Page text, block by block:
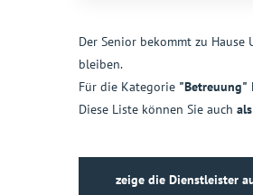
Der Senior bekommt zu
bleiben.
Für die Kategorie "Betreuung"
Diese Liste können Sie auch
zeige die Dienstleister